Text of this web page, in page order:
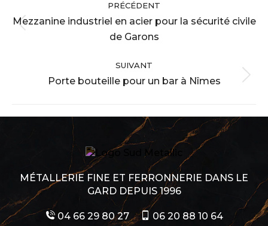
album
PRÉCÉDENT
Album
Mezzanine industriel en acier pour la sécurité civile
de Garons
SUIVANT
Album
Porte bouteille pour un bar à Nîmes
MÉTALLERIE FINE ET FERRONNERIE DANS LE
GARD DEPUIS 1996
04 66 29 80 27 06 20 88 10 64